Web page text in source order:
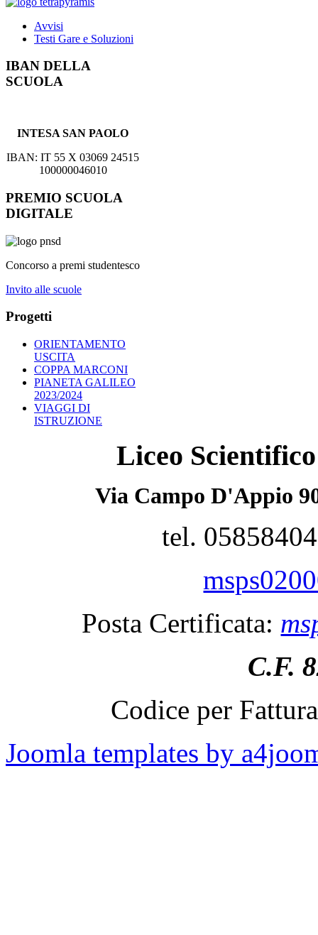
Avvisi
Testi Gare e Soluzioni
IBAN DELLA
SCUOLA
INTESA SAN PAOLO
IBAN: IT 55 X 03069 24515
100000046010
PREMIO SCUOLA
DIGITALE
Concorso a premi studentesco
Invito alle scuole
Progetti
ORIENTAMENTO
USCITA
COPPA MARCONI
PIANETA GALILEO
2023/2024
VIAGGI DI
ISTRUZIONE
Liceo
Via Campo D'Appio
tel.
Posta Certificata:
C.F.
Codice per
Joomla templates by